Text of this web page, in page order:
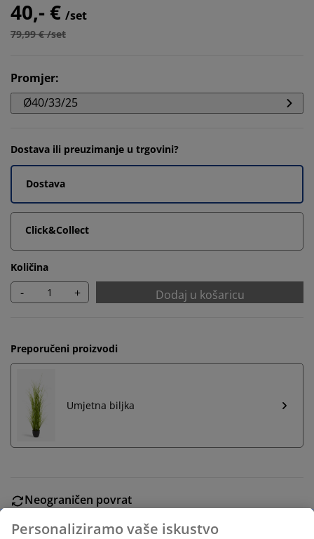
40,- € /set
79,99 € /set
Promjer:
Ø40/33/25
Dostava ili preuzimanje u trgovini?
Dostava
Click&Collect
Količina
- + Dodaj u košaricu
Preporučeni proizvodi
Umjetna biljka
Neograničen povrat
trgovinu
Personaliziramo vaše iskustvo